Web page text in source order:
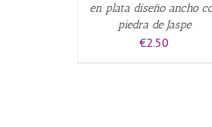
en plata diseño ancho
piedra de Jaspe
€2.50